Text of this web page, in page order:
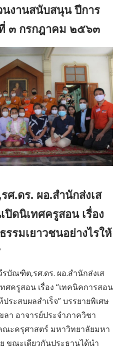
งานสนับสนุน ปีการ
๓ กรกฎาคม ๒๕๖๓
.ดร. ผอ.สำนักส่งเส
ปิดนิเทศครูสอน เรื่อง
รมเยาวชนอย่างไรให้
บัณฑิต,รศ.ดร. ผอ.สำนักส่งเส
ศครูสอน เรื่อง “เทคนิคการสอน
ระสบผลสำเร็จ” บรรยายพิเศษ
า อาจารย์ประจำภาควิชา
ะครุศาสตร์ มหาวิทยาลัยมหา
ขณะเดียวกันประธานได้นำ